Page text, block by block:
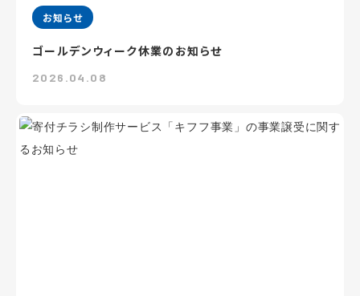
お知らせ
ゴールデンウィーク休業のお知らせ
2026.04.08